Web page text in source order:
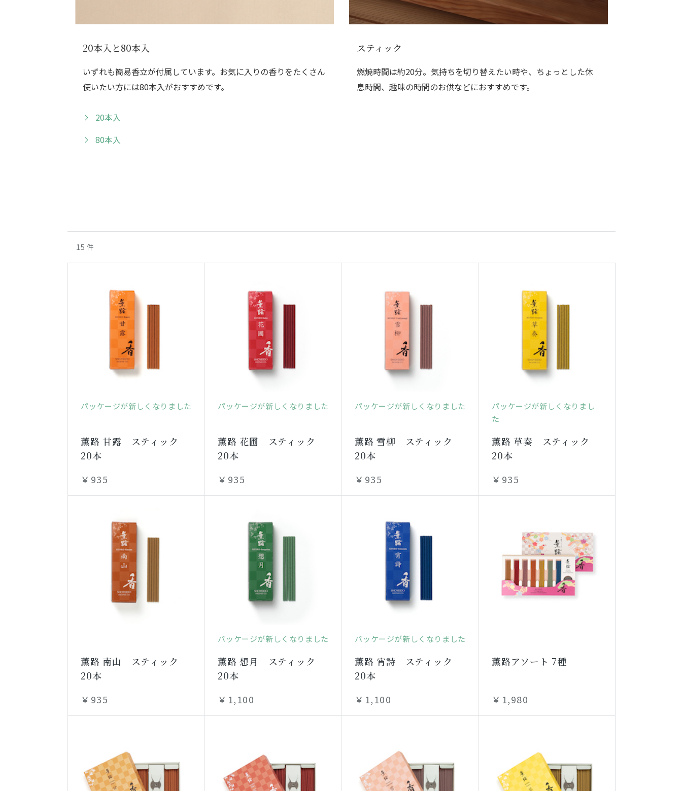
20本入と80本入
いずれも簡易香立が付属しています。お気に入りの香りをたくさん
使いたい方には80本入がおすすめです。
20本入
80本入
スティック
燃焼時間は約20分。気持ちを切り替えたい時や、ちょっとした休
息時間、趣味の時間のお供などにおすすめです。
15 件
パッケージが新しくなりました
薫路 甘露 スティック
20本
￥935
パッケージが新しくなりました
薫路 花圃 スティック
20本
￥935
パッケージが新しくなりました
薫路 雪柳 スティック
20本
￥935
パッケージが新しくなりまし
た
薫路 草奏 スティック
20本
￥935
薫路 南山 スティック
20本
￥935
パッケージが新しくなりました
薫路 想月 スティック
20本
￥1,100
パッケージが新しくなりました
薫路 宵詩 スティック
20本
￥1,100
薫路アソート 7種
￥1,980